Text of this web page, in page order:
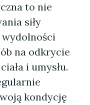
to nie
siły
na odkrycie
i umysłu.
kondycję